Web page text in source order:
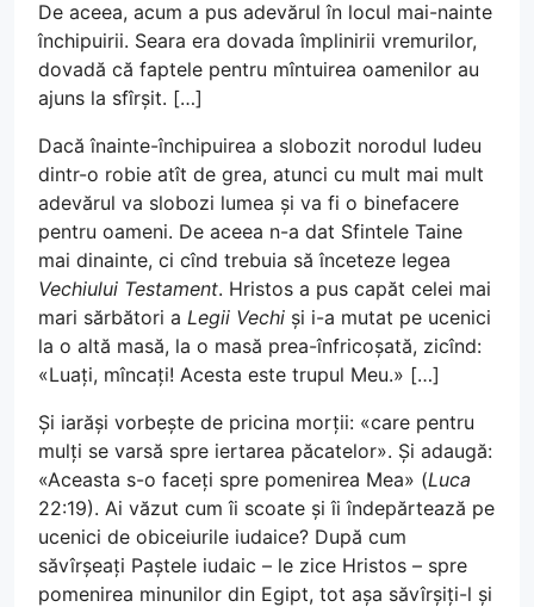
De aceea, acum a pus adevărul în locul mai-nainte
închipuirii. Seara era dovada împlinirii vremurilor,
dovadă că faptele pentru mîntuirea oamenilor au
ajuns la sfîrșit. […]
Dacă înainte-închipuirea a slobozit norodul Iudeu
dintr-o robie atît de grea, atunci cu mult mai mult
adevărul va slobozi lumea și va fi o binefacere
pentru oameni. De aceea n-a dat Sfintele Taine
mai dinainte, ci cînd trebuia să înceteze legea
Vechiului Testament. Hristos a pus capăt celei mai
mari sărbători a Legii Vechi și i-a mutat pe ucenici
la o altă masă, la o masă prea-înfricoșată, zicînd:
«Luați, mîncați! Acesta este trupul Meu.» […]
Și iarăși vorbește de pricina morții: «care pentru
mulți se varsă spre iertarea păcatelor». Și adaugă:
«Aceasta s-o faceți spre pomenirea Mea» (Luca
22:19). Ai văzut cum îi scoate și îi îndepărtează pe
ucenici de obiceiurile iudaice? După cum
săvîrșeați Paștele iudaic – le zice Hristos – spre
pomenirea minunilor din Egipt, tot așa săvîrșiți-l și